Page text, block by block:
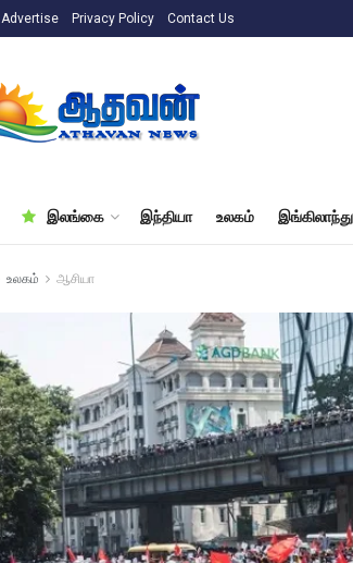
Advertise Privacy Policy Contact Us
இலங்கை இந்தியா உலகம் இங்கிலாந்து
உலகம் ஆசியா